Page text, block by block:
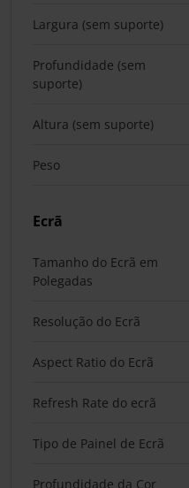
Largura (sem suporte)
Profundidade (sem
suporte)
Altura (sem suporte)
Peso
Ecrã
Tamanho do Ecrã em
Polegadas
Resolução do Ecrã
Aspect Ratio do Ecrã
Refresh Rate do ecrã
Tipo de Painel de Ecrã
Profundidade da Cor